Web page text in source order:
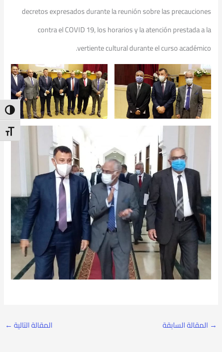
decretos expresados durante la reunión sobre las precauciones
contra el COVID 19, los horarios y la atención prestada a la
vertiente cultural durante el curso académico.
→ المقالة السابقة المقالة التالية ←